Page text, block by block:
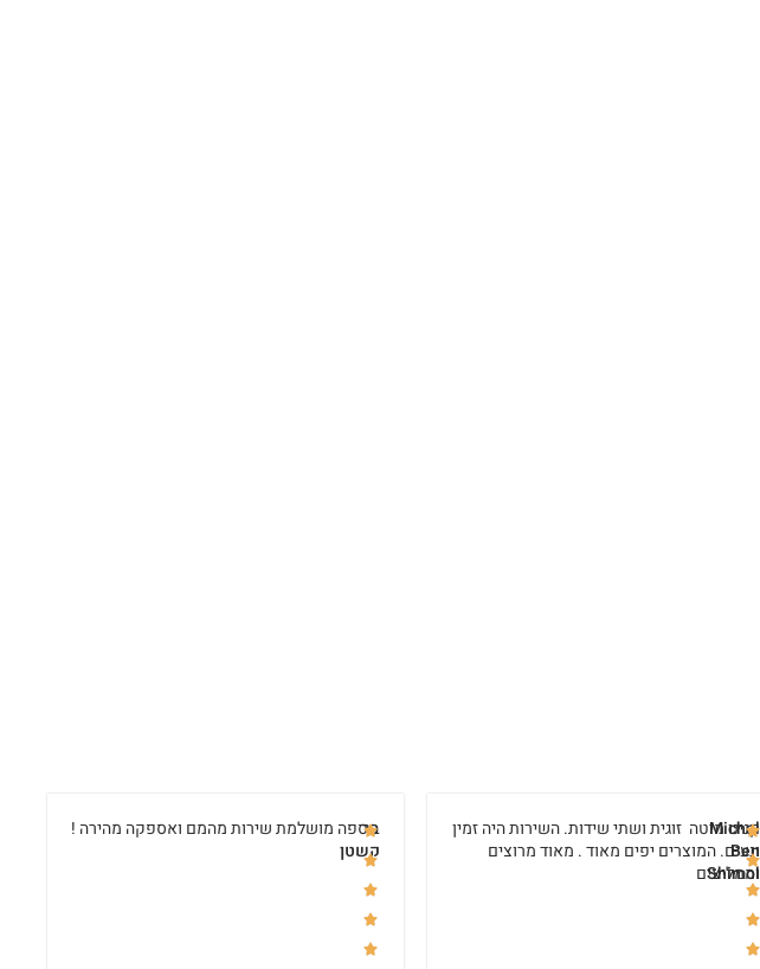
Michal
Ben
Shimol
קנינו מיטה זוגית ושתי שידות. השירות היה זמין
ונעים. המוצרים יפים מאוד . מאוד מרוצים
וממליצים
בר
קשטן
ספה מושלמת שירות מהמם ואספקה מהירה !